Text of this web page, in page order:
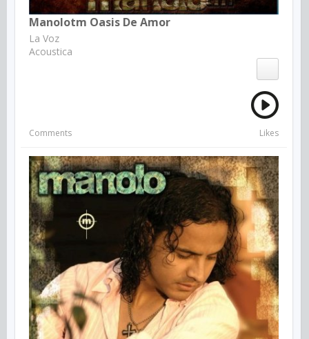
Manolotm Oasis De Amor
La Voz
Acoustica
Comments Likes